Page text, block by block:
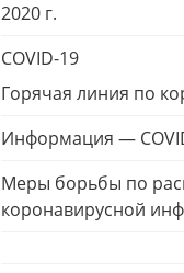
2020 г.
COVID-19
Горячая линия по
Информация —
Меры борьбы по
коронавирусной